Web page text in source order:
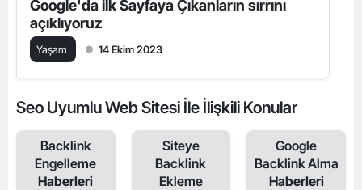
Google'da ilk Sayfaya Çıkanların sırrını
açıklıyoruz
Yaşam 14 Ekim 2023
Seo Uyumlu Web Sitesi İle İlişkili Konular
Backlink
Engelleme
Haberleri
Siteye
Backlink
Ekleme
Google
Backlink Alma
Haberleri